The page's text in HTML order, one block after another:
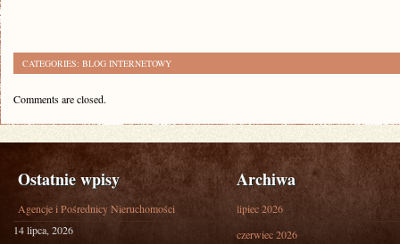
CATEGORIES: BLOG INTERNETOWY
Comments are closed.
Ostatnie wpisy
Agencje i Pośrednicy Nieruchomości
14 lipca, 2026
Archiwa
lipiec 2026
czerwiec 2026